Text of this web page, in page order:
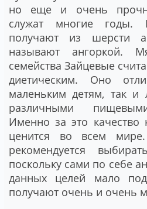
но еще и очень
служат многие годы.
получают из шерсти
называют ангоркой.
семейства Зайцевые
диетическим. Оно
маленьким детям, так
различными
Именно за это качество
ценится во всем
рекомендуется
поскольку сами по себе
данных целей мало
получают очень и очень